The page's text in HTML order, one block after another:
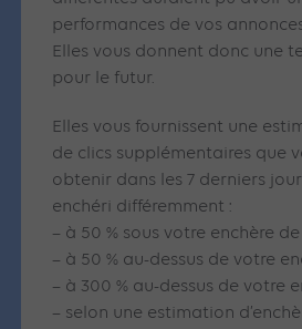
performances de vos
Elles vous donnent donc une
pour le futur.
Elles vous fournissent une
de clics supplémentaires que
obtenir dans les 7 derniers
enchéri différemment :
– à 50 % sous votre enchère
– à 50 % au-dessus de votre
– à 300 % au-dessus de votre
– selon une estimation